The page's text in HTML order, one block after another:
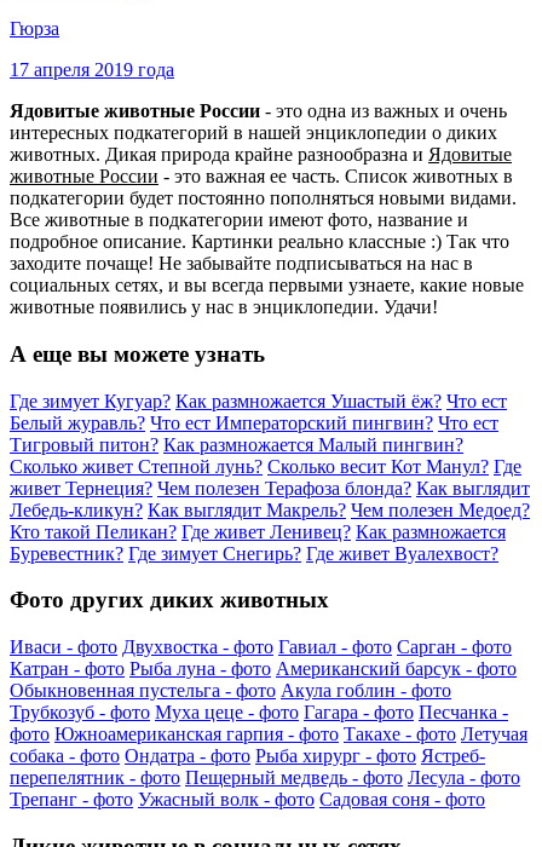
Гюрза
17 апреля 2019 года
Ядовитые животные России - это одна из важных и очень
интересных подкатегорий в нашей энциклопедии о диких
животных. Дикая природа крайне разнообразна и Ядовитые
животные России - это важная ее часть. Список животных в
подкатегории будет постоянно пополняться новыми видами.
Все животные в подкатегории имеют фото, название и
подробное описание. Картинки реально классные :) Так что
заходите почаще! Не забывайте подписываться на нас в
социальных сетях, и вы всегда первыми узнаете, какие новые
животные появились у нас в энциклопедии. Удачи!
А еще вы можете узнать
Где зимует Кугуар? Как размножается Ушастый ёж? Что ест
Белый журавль? Что ест Императорский пингвин? Что ест
Тигровый питон? Как размножается Малый пингвин?
Сколько живет Степной лунь? Сколько весит Кот Манул? Где
живет Тернеция? Чем полезен Терафоза блонда? Как выглядит
Лебедь-кликун? Как выглядит Макрель? Чем полезен Медоед?
Кто такой Пеликан? Где живет Ленивец? Как размножается
Буревестник? Где зимует Снегирь? Где живет Вуалехвост?
Фото других диких животных
Иваси - фото Двухвостка - фото Гавиал - фото Сарган - фото
Катран - фото Рыба луна - фото Американский барсук - фото
Обыкновенная пустельга - фото Акула гоблин - фото
Трубкозуб - фото Муха цеце - фото Гагара - фото Песчанка -
фото Южноамериканская гарпия - фото Такахе - фото Летучая
собака - фото Ондатра - фото Рыба хирург - фото Ястреб-
перепелятник - фото Пещерный медведь - фото Лесула - фото
Трепанг - фото Ужасный волк - фото Садовая соня - фото